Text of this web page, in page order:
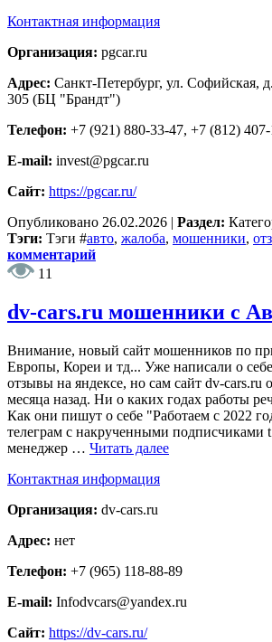
Контактная информация
Организация: pgcar.ru
Адрес: Санкт-Петербург, ул. Софийская,
305 (БЦ "Брандт")
Телефон: +7 (921) 880-33-47, +7 (812)
E-mail: invest@pgcar.ru
Сайт: https://pgcar.ru/
Опубликовано 26.02.2026 | Раздел:
Тэги: Тэги #авто, жалоба, мошенники,
комментарий
11
dv-cars.ru мошенники с
Внимание, новый сайт мошенников по
Европы, Кореи и тд... Уже написали о
отзывы на яндексе, но сам сайт dv-cars.ru
месяца назад. Ни о каких годах работы
Как они пишут о себе "Работаем с 2022
телеграм с накрученными подписчиками
менеджер … Читать далее
Контактная информация
Организация: dv-cars.ru
Адрес: нет
Телефон: +7 (965) 118-88-89
E-mail: Infodvcars@yandex.ru
Сайт: https://dv-cars.ru/